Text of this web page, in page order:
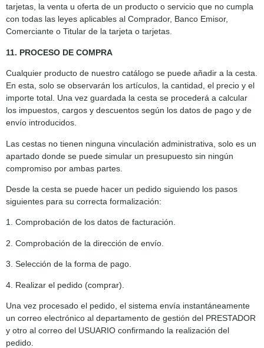
tarjetas, la venta u oferta de un producto o servicio que no cumpla
con todas las leyes aplicables al Comprador, Banco Emisor,
Comerciante o Titular de la tarjeta o tarjetas.
11. PROCESO DE COMPRA
Cualquier producto de nuestro catálogo se puede añadir a la cesta.
En esta, solo se observarán los artículos, la cantidad, el precio y el
importe total. Una vez guardada la cesta se procederá a calcular
los impuestos, cargos y descuentos según los datos de pago y de
envío introducidos.
Las cestas no tienen ninguna vinculación administrativa, solo es un
apartado donde se puede simular un presupuesto sin ningún
compromiso por ambas partes.
Desde la cesta se puede hacer un pedido siguiendo los pasos
siguientes para su correcta formalización:
1. Comprobación de los datos de facturación.
2. Comprobación de la dirección de envío.
3. Selección de la forma de pago.
4. Realizar el pedido (comprar).
Una vez procesado el pedido, el sistema envía instantáneamente
un correo electrónico al departamento de gestión del PRESTADOR
y otro al correo del USUARIO confirmando la realización del
pedido.